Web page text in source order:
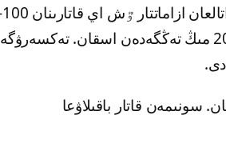
مينيستردٸڭ ايتۋىنشا, بانكتەر
دەن استام اۋدارىم قابىلداپ, ولاردىڭ جالپى سوماسى 1 ميلليون 20 مىڭ تەڭگەدەن اسقان. تەكسەرۋگە
سونىمەن قاتار باقىلاۋعا